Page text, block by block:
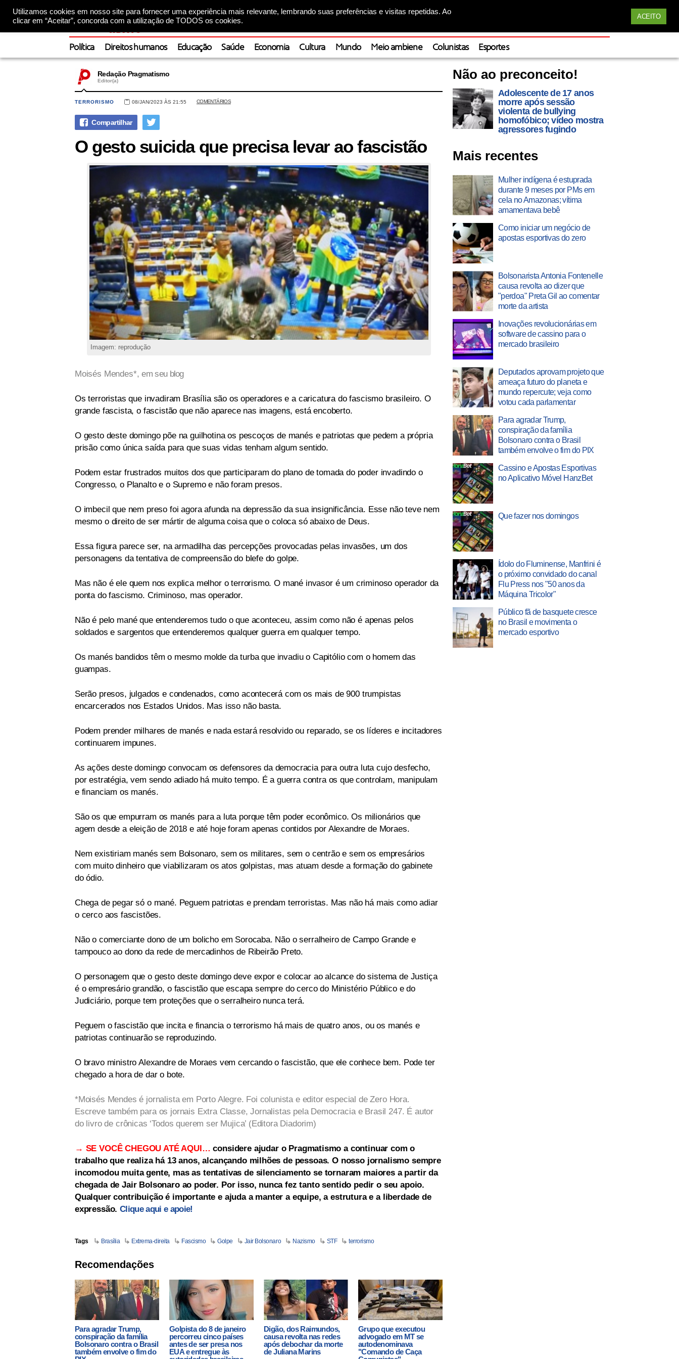
Utilizamos cookies em nosso site para fornecer uma experiência mais relevante, lembrando suas preferências e visitas repetidas. Ao
clicar em “Aceitar”, concorda com a utilização de TODOS os cookies.
ACEITO
Política Direitos humanos Educação Saúde Economia Cultura Mundo Meio ambiene Colunistas Esportes
Redação Pragmatismo
Editor(a)
TERRORISMO 08/JAN/2023 ÀS 21:55 COMENTÁRIOS
O gesto suicida que precisa levar ao fascistão
Imagem: reprodução
Moisés Mendes*,em seu blog
Os terroristas que invadiram Brasília são os operadores e a caricatura do fascismo brasileiro. O
grande fascista, o fascistão que não aparece nas imagens, está encoberto.
O gesto deste domingo põe na guilhotina os pescoços de manés e patriotas que pedem a própria
prisão como única saída para que suas vidas tenham algum sentido.
Podem estar frustrados muitos dos que participaram do plano de tomada do poder invadindo o
Congresso, o Planalto e o Supremo e não foram presos.
O imbecil que nem preso foi agora afunda na depressão da sua insignificância. Esse não teve nem
mesmo o direito de ser mártir de alguma coisa que o coloca só abaixo de Deus.
Essa figura parece ser, na armadilha das percepções provocadas pelas invasões, um dos
personagens da tentativa de compreensão do blefe do golpe.
Mas não é ele quem nos explica melhor o terrorismo. O mané invasor é um criminoso operador da
ponta do fascismo. Criminoso, mas operador.
Não é pelo mané que entenderemos tudo o que aconteceu, assim como não é apenas pelos
soldados e sargentos que entenderemos qualquer guerra em qualquer tempo.
Os manés bandidos têm o mesmo molde da turba que invadiu o Capitólio com o homem das
guampas.
Serão presos, julgados e condenados, como acontecerá com os mais de 900 trumpistas
encarcerados nos Estados Unidos. Mas isso não basta.
Podem prender milhares de manés e nada estará resolvido ou reparado, se os líderes e incitadores
continuarem impunes.
As ações deste domingo convocam os defensores da democracia para outra luta cujo desfecho,
por estratégia, vem sendo adiado há muito tempo. É a guerra contra os que controlam, manipulam
e financiam os manés.
São os que empurram os manés para a luta porque têm poder econômico. Os milionários que
agem desde a eleição de 2018 e até hoje foram apenas contidos por Alexandre de Moraes.
Nem existiriam manés sem Bolsonaro, sem os militares, sem o centrão e sem os empresários
com muito dinheiro que viabilizaram os atos golpistas, mas atuam desde a formação do gabinete
do ódio.
Chega de pegar só o mané. Peguem patriotas e prendam terroristas. Mas não há mais como adiar
o cerco aos fascistões.
Não o comerciante dono de um bolicho em Sorocaba. Não o serralheiro de Campo Grande e
tampouco ao dono da rede de mercadinhos de Ribeirão Preto.
O personagem que o gesto deste domingo deve expor e colocar ao alcance do sistema de Justiça
é o empresário grandão, o fascistão que escapa sempre do cerco do Ministério Público e do
Judiciário, porque tem proteções que o serralheiro nunca terá.
Peguem o fascistão que incita e financia o terrorismo há mais de quatro anos, ou os manés e
patriotas continuarão se reproduzindo.
O bravo ministro Alexandre de Moraes vem cercando o fascistão, que ele conhece bem. Pode ter
chegado a hora de dar o bote.
*Moisés Mendes é jornalista em Porto Alegre. Foi colunista e editor especial de Zero Hora.
Escreve também para os jornais Extra Classe, Jornalistas pela Democracia e Brasil 247. É autor
do livro de crônicas ‘Todos querem ser Mujica’ (Editora Diadorim)
→ SE VOCÊ CHEGOU ATÉ AQUI… considere ajudar o Pragmatismo a continuar com o
trabalho que realiza há 13 anos, alcançando milhões de pessoas. O nosso jornalismo sempre
incomodou muita gente, mas as tentativas de silenciamento se tornaram maiores a partir da
chegada de Jair Bolsonaro ao poder. Por isso, nunca fez tanto sentido pedir o seu apoio.
Qualquer contribuição é importante e ajuda a manter a equipe, a estrutura e a liberdade de
expressão.Clique aqui e apoie!
Tags Brasília Extrema-direita Fascismo Golpe Jair Bolsonaro Nazismo STF terrorismo
Recomendações
Para agradar Trump,
conspiração da família
Bolsonaro contra o Brasil
também envolve o fim do
Golpista do 8 de janeiro
percorreu cinco países
antes de ser presa nos
EUA e entregue às
Digão, dos Raimundos,
causa revolta nas redes
após debochar da morte
de Juliana Marins
Grupo que executou
advogado em MT se
autodenominava
"Comando de Caça
Não ao preconceito!
Adolescente de 17 anos
morre após sessão
violenta de bullying
homofóbico; vídeo mostra
agressores fugindo
Mais recentes
Mulher indígena é estuprada
durante 9 meses por PMs em
cela no Amazonas; vítima
amamentava bebê
Como iniciar um negócio de
apostas esportivas do zero
Bolsonarista Antonia Fontenelle
causa revolta ao dizer que
"perdoa" Preta Gil ao comentar
morte da artista
Inovações revolucionárias em
software de cassino para o
mercado brasileiro
Deputados aprovam projeto que
ameaça futuro do planeta e
mundo repercute; veja como
votou cada parlamentar
Para agradar Trump,
conspiração da família
Bolsonaro contra o Brasil
também envolve o fim do PIX
Cassino e Apostas Esportivas
no Aplicativo Móvel HanzBet
Que fazer nos domingos
Ídolo do Fluminense, Manfrini é
o próximo convidado do canal
Flu Press nos "50 anos da
Máquina Tricolor"
Público fã de basquete cresce
no Brasil e movimenta o
mercado esportivo